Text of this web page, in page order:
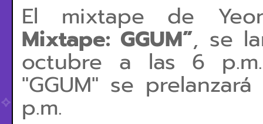
El mixtape de
Mixtape: GGUM”, se
octubre a las 6
"GGUM" se
p.m.